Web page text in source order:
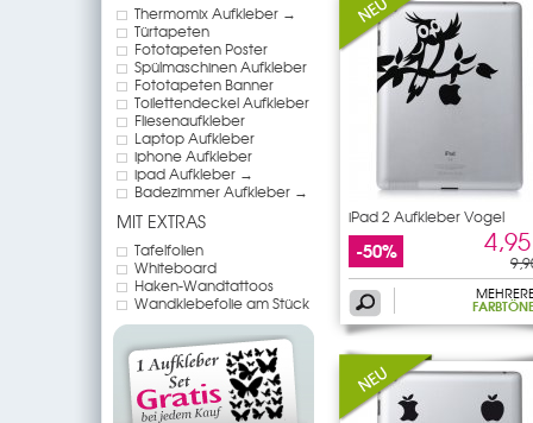
Thermomix Aufkleber →
Türtapeten
Fototapeten Poster
Spülmaschinen Aufkleber
Fototapeten Banner
Toilettendeckel Aufkleber
Fliesenaufkleber
Laptop Aufkleber
iphone Aufkleber
ipad Aufkleber →
Badezimmer Aufkleber →
MIT EXTRAS
Tafelfolien
Whiteboard
Haken-Wandtattoos
Wandklebefolie am Stück
iPad 2 Aufkleber Vogel
-50%